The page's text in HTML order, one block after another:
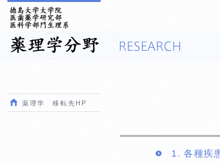
1. 各種疾
薬理学 移転先HP